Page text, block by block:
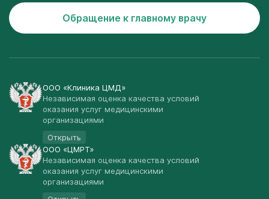
Обращение к главному врачу
ООО «Клиника ЦМД»
Независимая оценка качества условий
оказания услуг медицинскими
организациями
Открыть
ООО «ЦМРТ»
Независимая оценка качества условий
оказания услуг медицинскими
организациями